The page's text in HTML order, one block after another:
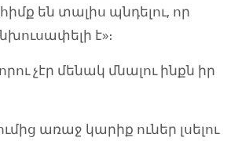
են տալիս պնդելու, որ
է»։
չէր մենակ մնալու ինքն իր
առաջ կարիք ուներ լսելու